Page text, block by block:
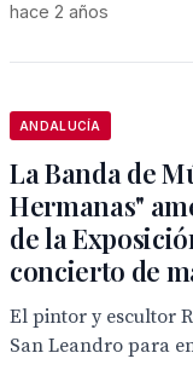
hace 2 años
ANDALUCÍA
La Banda de
Hermanas"
de la
concierto de
El pintor y escultor
San Leandro para